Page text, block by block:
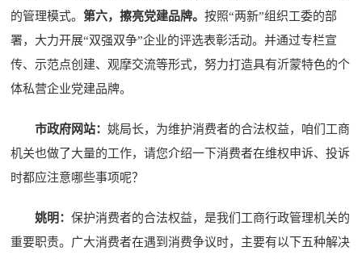
的管理模式。第六，擦亮党建品牌。按照“两新”组织工委的部
署，大力开展“双强双争”企业的评选表彰活动。并通过专栏宣
传、示范点创建、观摩交流等形式，努力打造具有沂蒙特色的个
体私营企业党建品牌。
市政府网站：姚局长，为维护消费者的合法权益，咱们工商
机关也做了大量的工作，请您介绍一下消费者在维权申诉、投诉
时都应注意哪些事项呢？
姚明：保护消费者的合法权益，是我们工商行政管理机关的
重要职责。广大消费者在遇到消费争议时，主要有以下五种解决